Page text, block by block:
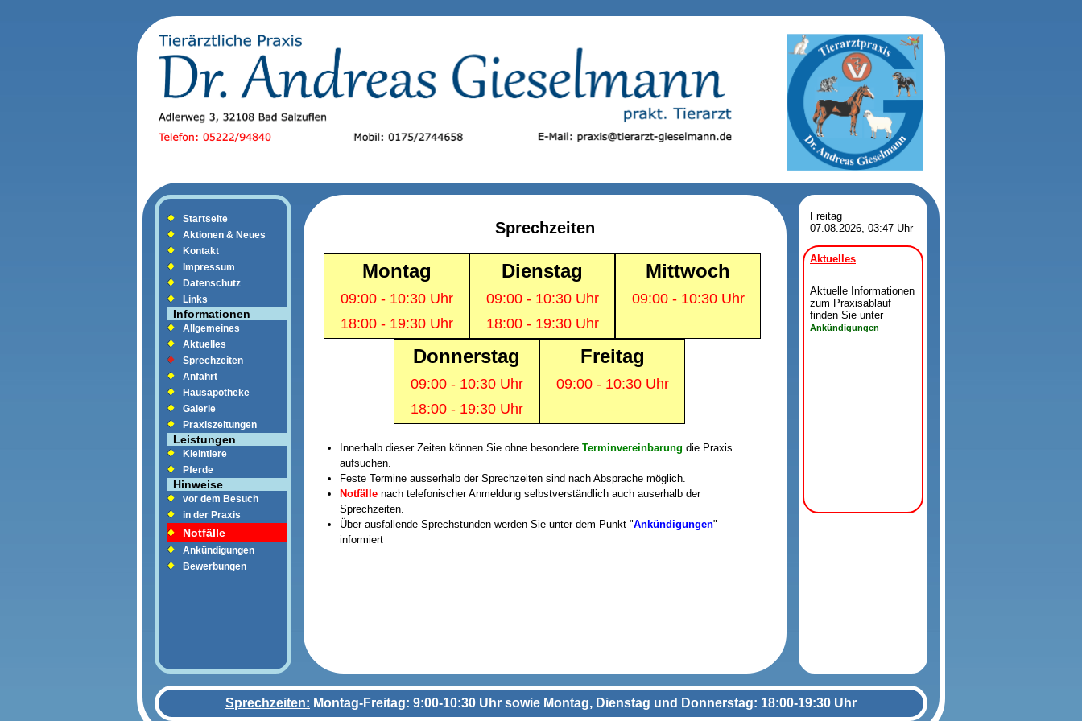
Startseite
Aktionen & Neues
Kontakt
Impressum
Datenschutz
Links
Informationen
Allgemeines
Aktuelles
Sprechzeiten
Anfahrt
Hausapotheke
Galerie
Praxiszeitungen
Leistungen
Kleintiere
Pferde
Hinweise
vor dem Besuch
in der Praxis
Notfälle
Ankündigungen
Bewerbungen
Sprechzeiten
Montag
09:00 - 10:30 Uhr
18:00 - 19:30 Uhr
Dienstag
09:00 - 10:30 Uhr
18:00 - 19:30 Uhr
Mittwoch
09:00 - 10:30 Uhr
Donnerstag
09:00 - 10:30 Uhr
18:00 - 19:30 Uhr
Freitag
09:00 - 10:30 Uhr
Innerhalb dieser Zeiten können Sie ohne besondere Terminvereinbarung die Praxis
aufsuchen.
Feste Termine ausserhalb der Sprechzeiten sind nach Absprache möglich.
Notfälle nach telefonischer Anmeldung selbstverständlich auch auserhalb der
Sprechzeiten.
Über ausfallende Sprechstunden werden Sie unter dem Punkt "Ankündigungen"
informiert
Freitag
07.08.2026, 03:47 Uhr
Aktuelles
Aktuelle Informationen
zum Praxisablauf
finden Sie unter
Ankündigungen
Sprechzeiten: Montag-Freitag: 9:00-10:30 Uhr sowie Montag, Dienstag und Donnerstag: 18:00-19:30 Uhr